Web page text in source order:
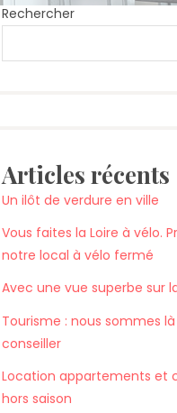
Rechercher
Articles récents
Un ilôt de verdure en ville
Vous faites la Loire à vélo.
notre local à vélo fermé
Avec une vue superbe sur
Tourisme : nous sommes
conseiller
Location appartements et
hors saison